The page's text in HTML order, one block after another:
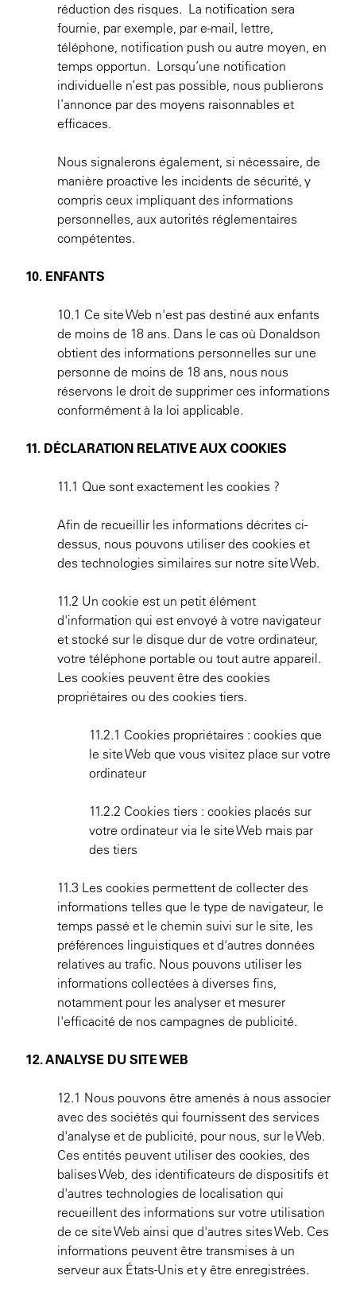
réduction des risques. La notification sera
fournie, par exemple, par e-mail, lettre,
téléphone, notification push ou autre moyen, en
temps opportun. Lorsqu’une notification
individuelle n’est pas possible, nous publierons
l’annonce par des moyens raisonnables et
efficaces.
Nous signalerons également, si nécessaire, de
manière proactive les incidents de sécurité, y
compris ceux impliquant des informations
personnelles, aux autorités réglementaires
compétentes.
10. ENFANTS
10.1 Ce site Web n'est pas destiné aux enfants
de moins de 18 ans. Dans le cas où Donaldson
obtient des informations personnelles sur une
personne de moins de 18 ans, nous nous
réservons le droit de supprimer ces informations
conformément à la loi applicable.
11. DÉCLARATION RELATIVE AUX COOKIES
11.1 Que sont exactement les cookies ?
Afin de recueillir les informations décrites ci-
dessus, nous pouvons utiliser des cookies et
des technologies similaires sur notre site Web.
11.2 Un cookie est un petit élément
d'information qui est envoyé à votre navigateur
et stocké sur le disque dur de votre ordinateur,
votre téléphone portable ou tout autre appareil.
Les cookies peuvent être des cookies
propriétaires ou des cookies tiers.
11.2.1 Cookies propriétaires : cookies que
le site Web que vous visitez place sur votre
ordinateur
11.2.2 Cookies tiers : cookies placés sur
votre ordinateur via le site Web mais par
des tiers
11.3 Les cookies permettent de collecter des
informations telles que le type de navigateur, le
temps passé et le chemin suivi sur le site, les
préférences linguistiques et d'autres données
relatives au trafic. Nous pouvons utiliser les
informations collectées à diverses fins,
notamment pour les analyser et mesurer
l'efficacité de nos campagnes de publicité.
12. ANALYSE DU SITE WEB
12.1 Nous pouvons être amenés à nous associer
avec des sociétés qui fournissent des services
d'analyse et de publicité, pour nous, sur le Web.
Ces entités peuvent utiliser des cookies, des
balises Web, des identificateurs de dispositifs et
d'autres technologies de localisation qui
recueillent des informations sur votre utilisation
de ce site Web ainsi que d'autres sites Web. Ces
informations peuvent être transmises à un
serveur aux États-Unis et y être enregistrées.